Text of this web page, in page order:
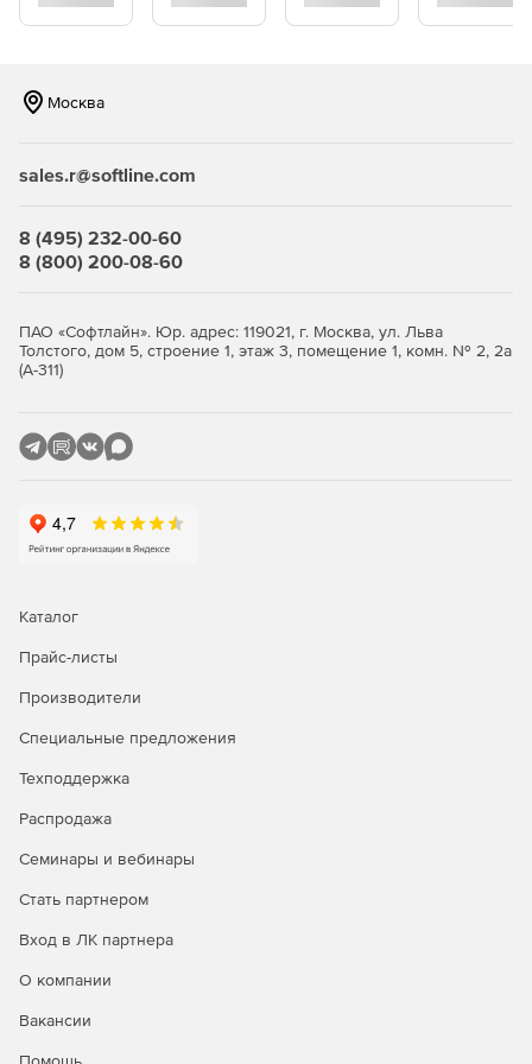
Microsoft Office Outlook.
Microsoft Office Access.
Microsoft Office SharePoint Workspace.
Outlook).
Мгновенное прогнозирование
статистических данных. Для точного прогнозирования
функция использует общепринятый алгоритм
Совместное редактирование
Пользователи могут работать в Word и PowerPoint
используемого устройства.
приложения, достаточно нажать кнопку «Общий доступ»
на ленте.
Общие записные книжки
OneNote собирает все нужные сведения (фотографии,
видео, вырезки, рисунки и т. д.) в одном расположении и
синхронизирует изменения за считанные секунды.
Москва
sales.r@softline.com
8 (495) 232-00-60
8 (800) 200-08-60
ПАО «Софтлайн». Юр. адрес: 119021, г. Москва, ул. Льва
Толстого, дом 5, строение 1, этаж 3, помещение 1, комн. № 2, 2а
(А-311)
Каталог
Прайс-листы
Производители
Специальные предложения
Техподдержка
Распродажа
Семинары и вебинары
Стать партнером
Вход в ЛК партнера
О компании
Вакансии